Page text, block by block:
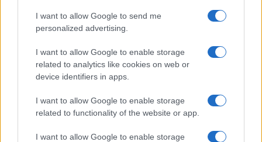
I want to allow Google to send me
personalized advertising.
I want to allow Google to enable storage
related to analytics like cookies on web or
device identifiers in apps.
I want to allow Google to enable storage
related to functionality of the website or app.
I want to allow Google to enable storage
Matteo Pellegrino · 10 Ago 2026